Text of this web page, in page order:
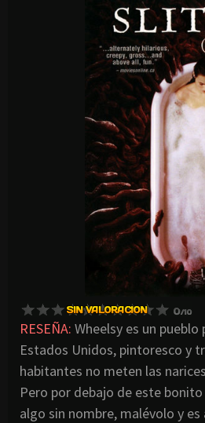
RESEÑA: Wheelsy es un
Estados Unidos, pintoresco y
habitantes no meten las
Pero por debajo de este
algo sin nombre, malévolo y